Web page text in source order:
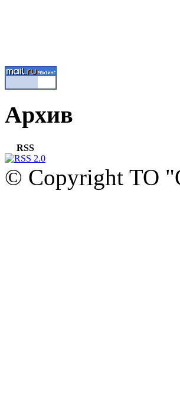
Архив
RSS
© Copyright ТО